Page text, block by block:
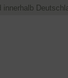
innerhalb